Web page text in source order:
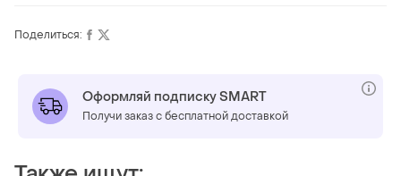
Поделиться:
Оформляй подписку SMART
Получи заказ с бесплатной доставкой